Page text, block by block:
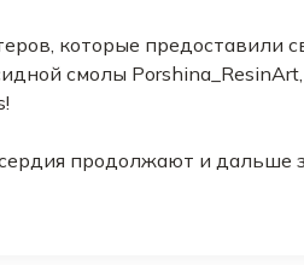
которые предоставили
смолы
продолжают и дальше